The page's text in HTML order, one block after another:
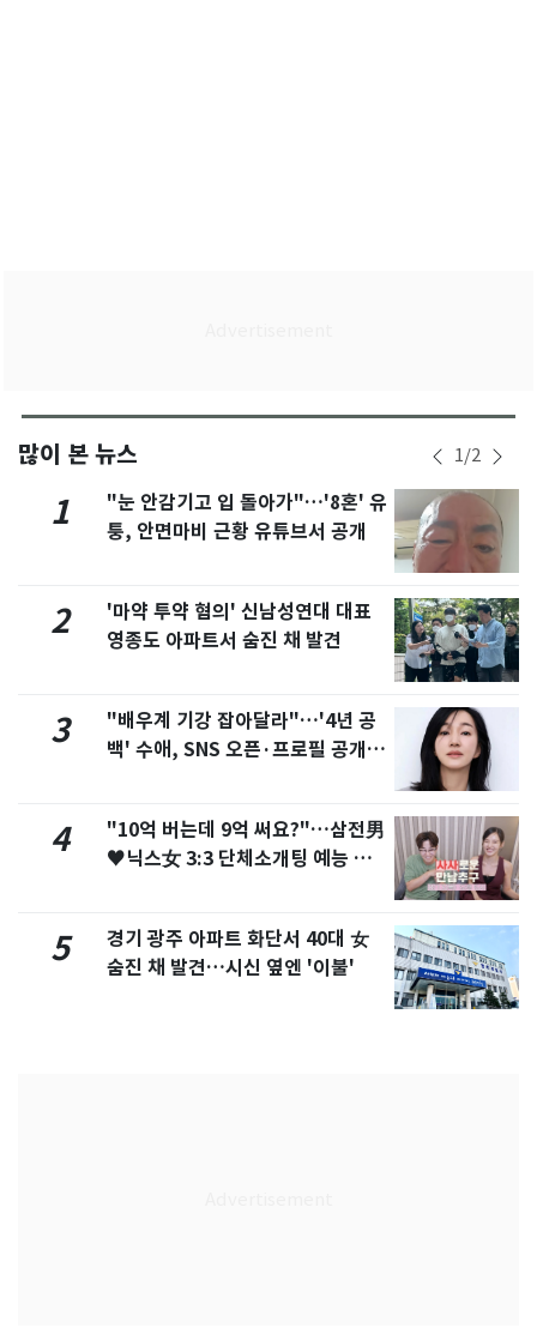
많이 본 뉴스 1/2
1
"눈 안감기고 입 돌아가"…'8혼' 유
퉁, 안면마비 근황 유튜브서 공개
2
'마약 투약 혐의' 신남성연대 대표
영종도 아파트서 숨진 채 발견
3
"배우계 기강 잡아달라"…'4년 공
백' 수애, SNS 오픈·프로필 공개
4
"10억 버는데 9억 써요?"…삼전男
♥닉스女 3:3 단체소개팅 예능 화
5
경기 광주 아파트 화단서 40대 女
숨진 채 발견…시신 옆엔 '이불'